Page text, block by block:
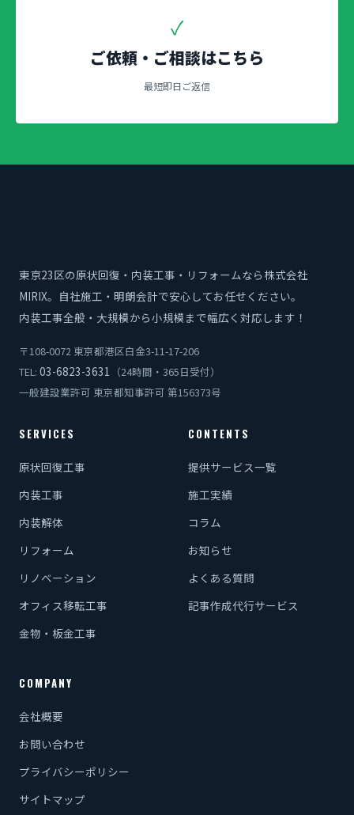
✓
ご依頼・ご相談はこちら
最短即日ご返信
東京23区の原状回復・内装工事・リフォームなら株式会社
MIRIX。自社施工・明朗会計で安心してお任せください。
内装工事全般・大規模から小規模まで幅広く対応します！
〒108-0072 東京都港区白金3-11-17-206
TEL: 03-6823-3631 （24時間・365日受付）
一般建設業許可 東京都知事許可 第156373号
SERVICES
原状回復工事
内装工事
内装解体
リフォーム
リノベーション
オフィス移転工事
金物・板金工事
CONTENTS
提供サービス一覧
施工実績
コラム
お知らせ
よくある質問
記事作成代行サービス
COMPANY
会社概要
お問い合わせ
プライバシーポリシー
サイトマップ